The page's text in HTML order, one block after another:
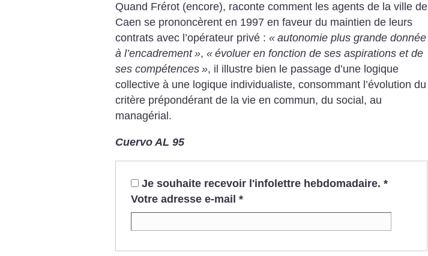
Quand Frérot (encore), raconte comment les agents de la ville de
Caen se prononcèrent en 1997 en faveur du maintien de leurs
contrats avec l’opérateur privé : « autonomie plus grande donnée
à l’encadrement », « évoluer en fonction de ses aspirations et de
ses compétences », il illustre bien le passage d’une logique
collective à une logique individualiste, consommant l’évolution du
critère prépondérant de la vie en commun, du social, au
managérial.
Cuervo AL 95
Je souhaite recevoir l'infolettre hebdomadaire. *
Votre adresse e-mail *